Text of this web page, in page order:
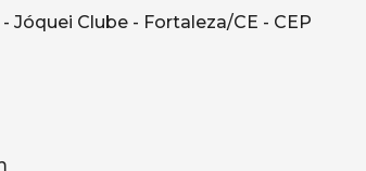
Jóquei Clube - Fortaleza/CE - CEP